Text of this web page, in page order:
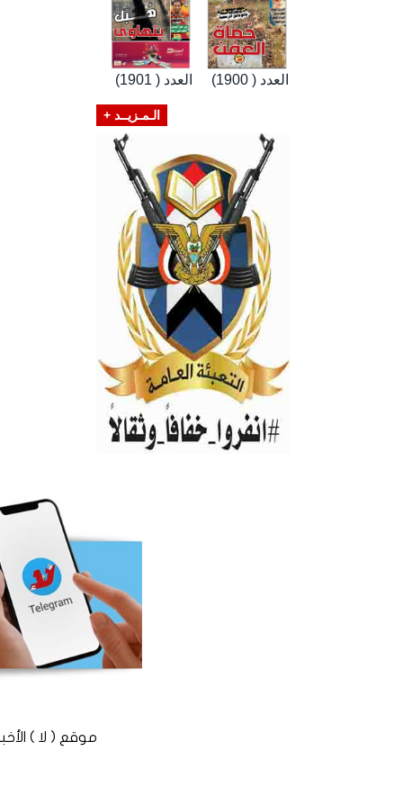
العدد ( 1901) العدد ( 1900)
الـمـزيــد +
موقع ( لا ) الأخباري المستقل ©